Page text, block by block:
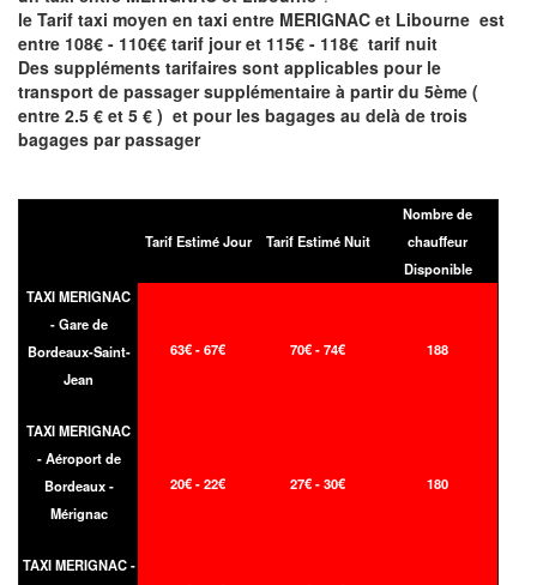
le Tarif taxi moyen en taxi entre MERIGNAC et Libourne est
entre 108€ - 110€€ tarif jour et 115€ - 118€ tarif nuit
Des suppléments tarifaires sont applicables pour le
transport de passager supplémentaire à partir du 5ème (
entre 2.5 € et 5 € ) et pour les bagages au delà de trois
bagages par passager
Tarif Estimé Jour Tarif Estimé Nuit
Nombre de
chauffeur
Disponible
TAXI MERIGNAC
- Gare de
Bordeaux-Saint-
Jean
63€ - 67€ 70€ - 74€ 188
TAXI MERIGNAC
- Aéroport de
Bordeaux -
Mérignac
20€ - 22€ 27€ - 30€ 180
TAXI MERIGNAC -